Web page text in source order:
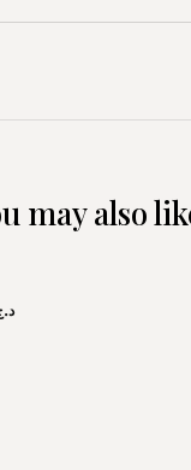
may also
Current